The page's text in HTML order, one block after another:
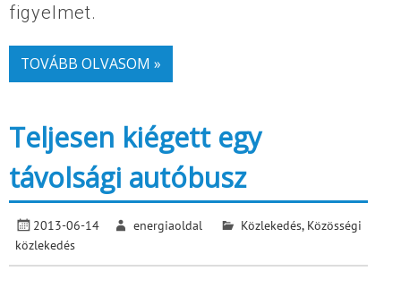
figyelmet.
TOVÁBB OLVASOM »
Teljesen kiégett egy
távolsági autóbusz
2013-06-14 energiaoldal Közlekedés, Közösségi
közlekedés